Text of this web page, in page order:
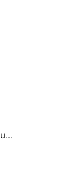
Student/in der Humanmedizin